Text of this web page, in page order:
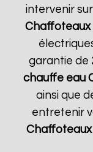
intervenir
Chaffoteaux
garantie de
chauffe eau
ainsi que
entretenir
Chaffoteaux